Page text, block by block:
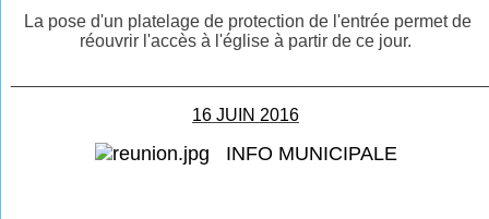
La pose d'un platelage de protection de l'entrée permet de
réouvrir l'accès à l'église à partir de ce jour.
16 JUIN 2016
INFO MUNICIPALE